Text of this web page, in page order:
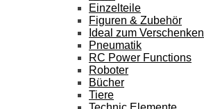
Einzelteile
Figuren & Zubehör
Ideal zum Verschenken
Pneumatik
RC Power Functions
Roboter
Bücher
Tiere